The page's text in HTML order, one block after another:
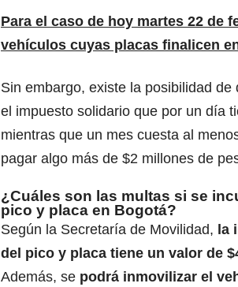
Para el caso de hoy martes 22 de
vehículos cuyas placas finalicen e
Sin embargo, existe la posibilidad
el impuesto solidario que por un día
mientras que un mes cuesta al
pagar algo más de $2 millones de
¿Cuáles son las multas si se
pico y placa en Bogotá?
Según la Secretaría de Movilidad, la
del pico y placa tiene un valor de
Además, se podrá inmovilizar el